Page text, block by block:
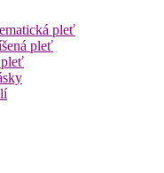
pleť
pleť
pleť